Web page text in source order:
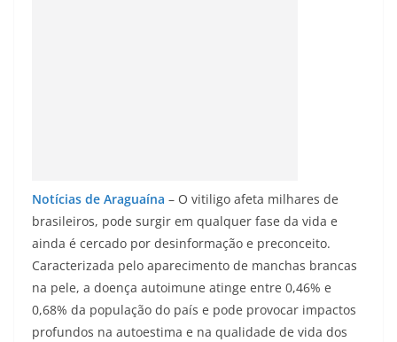
Notícias de Araguaína – O vitiligo afeta milhares de
brasileiros, pode surgir em qualquer fase da vida e
ainda é cercado por desinformação e preconceito.
Caracterizada pelo aparecimento de manchas brancas
na pele, a doença autoimune atinge entre 0,46% e
0,68% da população do país e pode provocar impactos
profundos na autoestima e na qualidade de vida dos